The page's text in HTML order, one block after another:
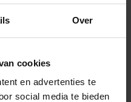
Over
cookies
en advertenties te
social media te bieden